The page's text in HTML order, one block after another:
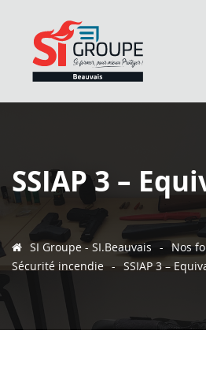
SSIAP 3 –
SI Groupe - SI.Beauvais - Nos
Sécurité incendie - SSIAP 3 –